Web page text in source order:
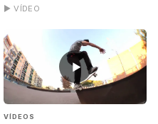
▶ VÍDEO
▶
VÍDEOS